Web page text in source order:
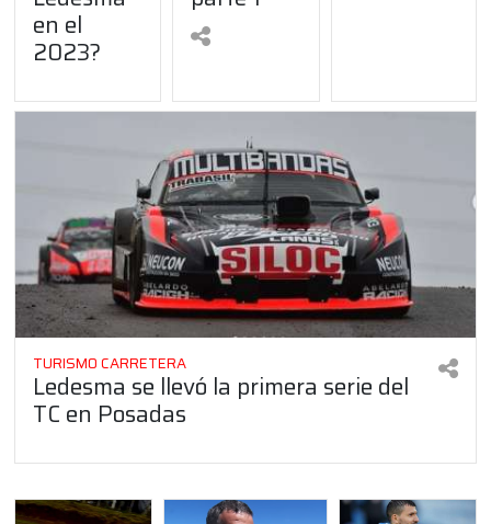
en el
2023?
TURISMO CARRETERA
Ledesma se llevó la primera serie del
TC en Posadas